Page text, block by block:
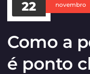
22 novembro
Como a
é ponto